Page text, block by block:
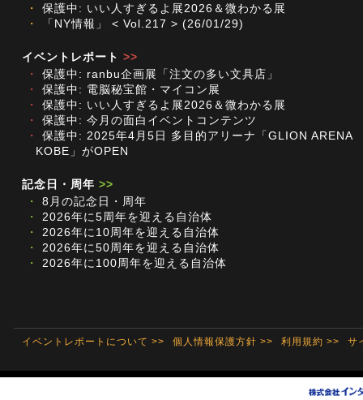
・
保護中: いい人すぎるよ展2026＆微わかる展
・
「NY情報」 < Vol.217 > (26/01/29)
イベントレポート >>
・
保護中: ranbu企画展「注文の多い文具店」
・
保護中: 電脳秘宝館・マイコン展
・
保護中: いい人すぎるよ展2026＆微わかる展
・
保護中: 今月の面白イベントコンテンツ
・
保護中: 2025年4月5日 多目的アリーナ「GLION ARENA
KOBE」がOPEN
記念日・周年 >>
・
8月の記念日・周年
・
2026年に5周年を迎える自治体
・
2026年に10周年を迎える自治体
・
2026年に50周年を迎える自治体
・
2026年に100周年を迎える自治体
イベントレポートについて >> 個人情報保護方針 >> 利用規約 >> サ